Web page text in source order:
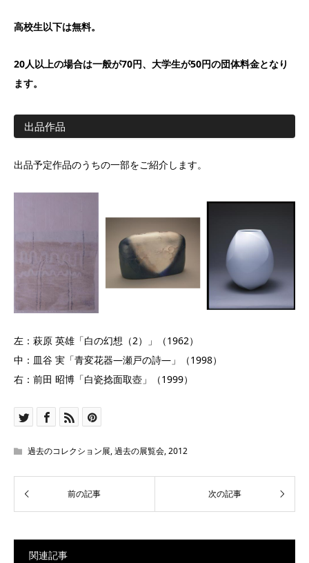
高校生以下は無料。
20人以上の場合は一般が70円、大学生が50円の団体料金となり
ます。
出品作品
出品予定作品のうちの一部をご紹介します。
左：萩原 英雄「白の幻想（2）」（1962）
中：皿谷 実「青変花器―瀬戸の詩―」（1998）
右：前田 昭博「白瓷捻面取壺」（1999）
過去のコレクション展,過去の展覧会,2012
関連記事